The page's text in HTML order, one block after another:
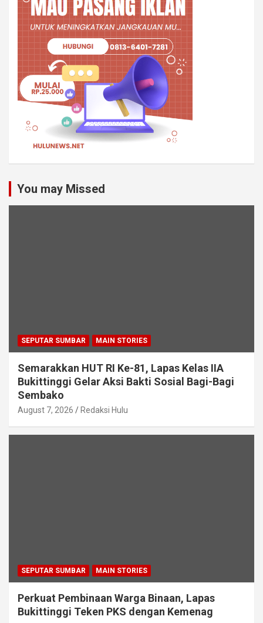
You may Missed
SEPUTAR SUMBAR MAIN STORIES
Semarakkan HUT RI Ke-81, Lapas Kelas IIA
Bukittinggi Gelar Aksi Bakti Sosial Bagi-Bagi
Sembako
August 7, 2026 Redaksi Hulu
SEPUTAR SUMBAR MAIN STORIES
Perkuat Pembinaan Warga Binaan, Lapas
Bukittinggi Teken PKS dengan Kemenag